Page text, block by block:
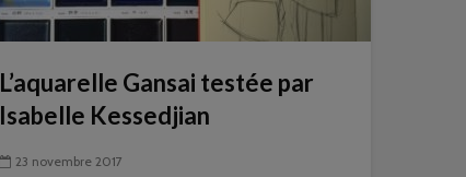
L’aquarelle Gansai testée par
Isabelle Kessedjian
23 novembre 2017